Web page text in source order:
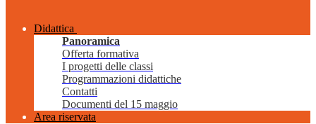
Didattica
Panoramica
Offerta formativa
I progetti delle classi
Programmazioni didattiche
Contatti
Documenti del 15 maggio
Area riservata